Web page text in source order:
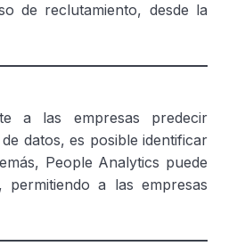
de reclutamiento, desde la
a las empresas predecir
datos, es posible identificar
People Analytics puede
a las empresas